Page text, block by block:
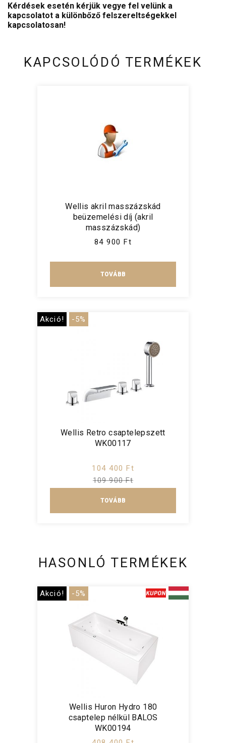
Kérdések esetén kérjük vegye fel velünk a
kapcsolatot a különbőző felszereltségekkel
kapcsolatosan!
KAPCSOLÓDÓ TERMÉKEK
Wellis akril masszázskád
beüzemelési díj (akril
masszázskád)
84 900 Ft
TOVÁBB
Akció! -5%
Wellis Retro csaptelepszett
WK00117
104 400 Ft
109 900 Ft
TOVÁBB
HASONLÓ TERMÉKEK
Akció! -5%
Wellis Huron Hydro 180
csaptelep nélkül BALOS
WK00194